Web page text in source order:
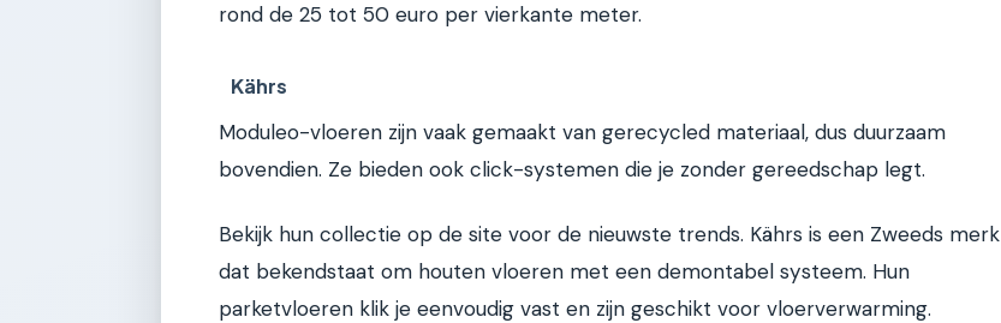
rond de 25 tot 50 euro per vierkante meter.
Kährs
Moduleo-vloeren zijn vaak gemaakt van gerecycled materiaal, dus duurzaam
bovendien. Ze bieden ook click-systemen die je zonder gereedschap legt.
Bekijk hun collectie op de site voor de nieuwste trends. Kährs is een Zweeds merk
dat bekendstaat om houten vloeren met een demontabel systeem. Hun
parketvloeren klik je eenvoudig vast en zijn geschikt voor vloerverwarming.